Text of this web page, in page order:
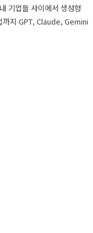
까지 GPT, Claude, Gemini